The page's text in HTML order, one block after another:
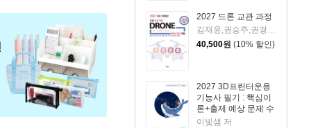
2027 드론 교관 과정
40,500원 (10% 할인)
2027 3D프린터운용
기능사 필기 : 핵심이
론+출제 예상 문제 수
록
이빛샘 저